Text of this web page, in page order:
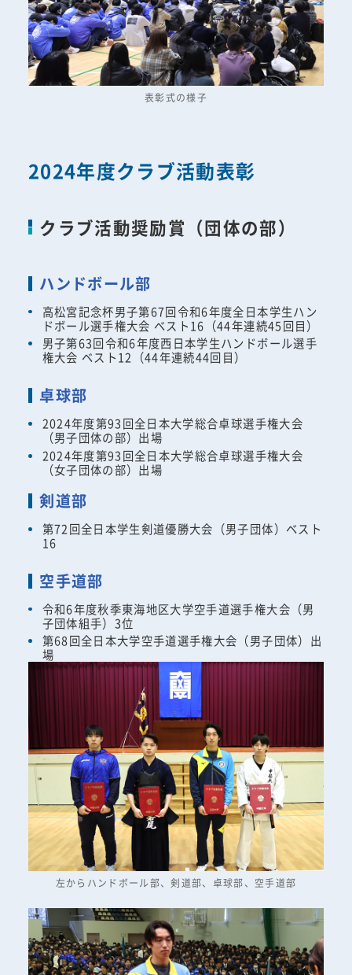
表彰式の様子
2024年度クラブ活動表彰
クラブ活動奨励賞（団体の部）
ハンドボール部
高松宮記念杯男子第67回令和6年度全日本学生ハン
ドボール選手権大会 ベスト16（44年連続45回目）
男子第63回令和6年度西日本学生ハンドボール選手
権大会 ベスト12（44年連続44回目）
卓球部
2024年度第93回全日本大学総合卓球選手権大会
（男子団体の部）出場
2024年度第93回全日本大学総合卓球選手権大会
（女子団体の部）出場
剣道部
第72回全日本学生剣道優勝大会（男子団体）ベスト
16
空手道部
令和6年度秋季東海地区大学空手道選手権大会（男
子団体組手）3位
第68回全日本大学空手道選手権大会（男子団体）出
場
左からハンドボール部、剣道部、卓球部、空手道部